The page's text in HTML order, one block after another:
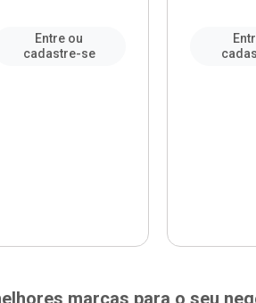
Entre ou
cadastre-se